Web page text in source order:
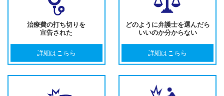
治療費の打ち切りを
宣告された
詳細はこちら
どのように弁護士を選んだら
いいのか分からない
詳細はこちら